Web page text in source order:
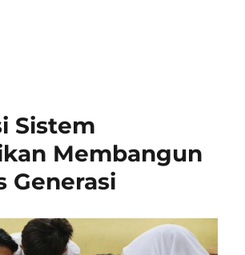
Sistem
Membangun
Generasi